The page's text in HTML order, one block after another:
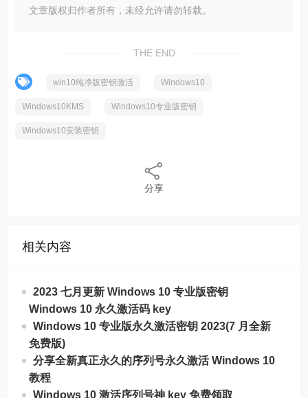
文章版权归作者所有，未经允许请勿转载。
THE END
win10纯净版密钥激活 Windows10
Windows10KMS Windows10专业版密钥
Windows10安装密钥
分享
相关内容
2023 七月更新 Windows 10 专业版密钥
Windows 10 永久激活码 key
Windows 10 专业版永久激活密钥 2023(7 月全新
免费版)
分享全新真正永久的序列号永久激活 Windows 10
教程
Windows 10 激活序列号神 key 免费领取